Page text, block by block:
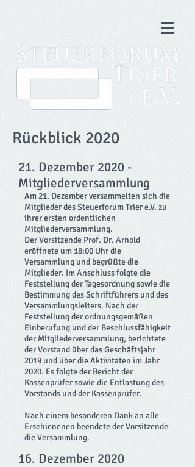
Rückblick 2020
21. Dezember 2020 -
Mitgliederversammlung
Am 21. Dezember versammelten sich die
Mitglieder des Steuerforum Trier e.V. zu
ihrer ersten ordentlichen
Mitgliederversammlung.
Der Vorsitzende Prof. Dr. Arnold
eröffnete um 18:00 Uhr die
Versammlung und begrüßte die
Mitglieder. Im Anschluss folgte die
Feststellung der Tagesordnung sowie die
Bestimmung des Schriftführers und des
Versammlungsleiters. Nach der
Feststellung der ordnungsgemäßen
Einberufung und der Beschlussfähigkeit
der Mitgliederversammlung, berichtete
der Vorstand über das Geschäftsjahr
2019 und über die Aktivitäten im Jahr
2020. Es folgte der Bericht der
Kassenprüfer sowie die Entlastung des
Vorstands und der Kassenprüfer.
Nach einem besonderen Dank an alle
Erschienenen beendete der Vorsitzende
die Versammlung.
16. Dezember 2020